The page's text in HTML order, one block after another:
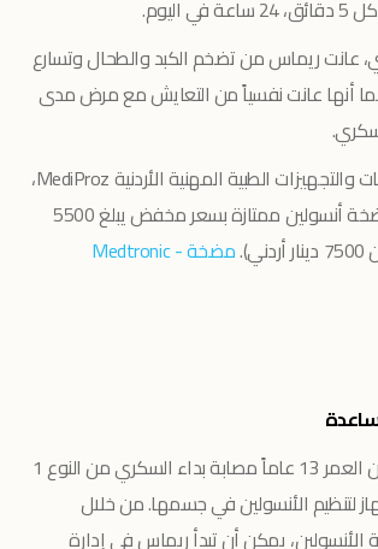
عانت ريماس من تضخم الكبد والطحال وتسارع
أنها عانت نفسياً من التعايش مع مرض مدى
بفضل شركة الخدمات والتجهيزات الطبية المهنية الأردنية MediProz،
تم الحصول على مضخة أنسولين ممتازة بسعر مخفض يبلغ 5500
مضخة Medtronic -
ريماس فتاة تبلغ من العمر 13 عاماً مصابة بداء السكري من النوع 1
لتنظيم الأنسولين في جسمها. من خلال
يمكن أن تبدأ ريماس في إدارة